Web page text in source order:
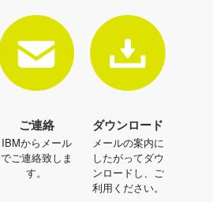
ご連絡
IBMからメール
でご連絡致しま
す。
ダウンロード
メールの案内に
したがってダウ
ンロードし、ご
利用ください。